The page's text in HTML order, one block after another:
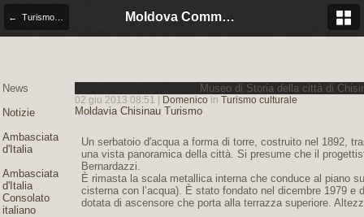
Moldova Community Italia
News
Notizie
Ambasciata
d'Italia
Ambasciata
d'Italia
Consolato
italiano
Museo di Storia della città di
02 giu 2013 08:51 | Domenico in Turismo culturale
Moldavia Chisinau Turismo
Un serbatoio d'acqua a forma di torre, costruito nel 1892,
una vista panoramica della città. Si presume che il
Bernardazzi.
È rimasta la scala metallica interna che conduce al piano
cisterna con l’acqua). È stato fondato nel dicembre 1979 e
dotata di ascensore che porta alla terrazza superiore.